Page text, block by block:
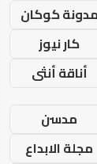
مدونة كوكان
كار نيوز
أناقة أنثى
مدسن
مجلة الابداع